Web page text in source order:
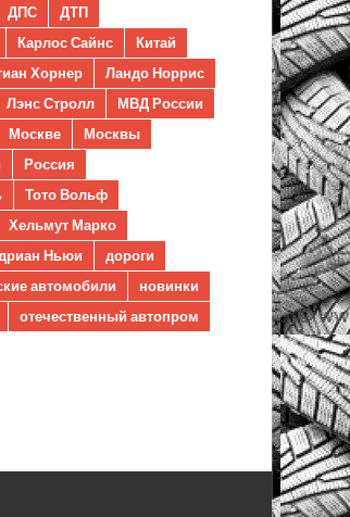
ДПС
ДТП
Карлос Сайнс
Китай
Хорнер
Ландо Норрис
Лэнс Стролл
МВД России
Москве
Москвы
Россия
Тото Вольф
Хельмут Марко
Ньюи
дороги
автомобили
новинки
отечественный автопром